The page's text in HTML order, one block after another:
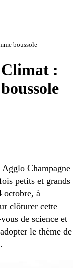
boussole
:
Champagne
petits et grands
octobre, à
clôturer cette
de science et
le thème de